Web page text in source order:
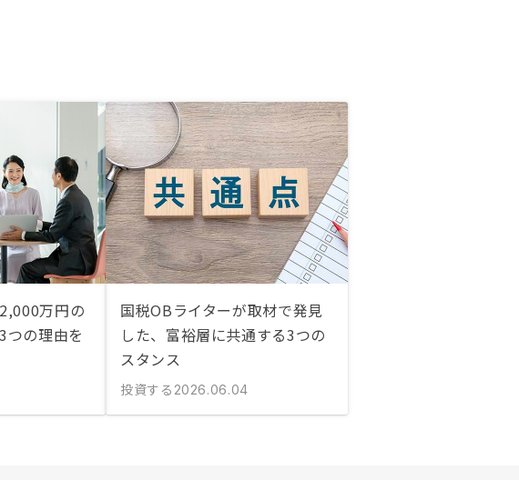
万円の
つの理由を
国税OBライターが取材で発見
した、富裕層に共通する3つの
スタンス
投資する 2026.06.04